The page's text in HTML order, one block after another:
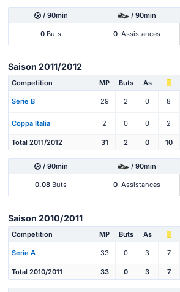
/ 90min / 90min
0 Buts 0 Assistances
Saison 2011/2012
Competition MP Buts As
Serie B 29 2 0 8
Coppa Italia 2 0 0 2
Total 2011/2012 31 2 0 10
/ 90min / 90min
0.08 Buts 0 Assistances
Saison 2010/2011
Competition MP Buts As
Serie A 33 0 3 7
Total 2010/2011 33 0 3 7